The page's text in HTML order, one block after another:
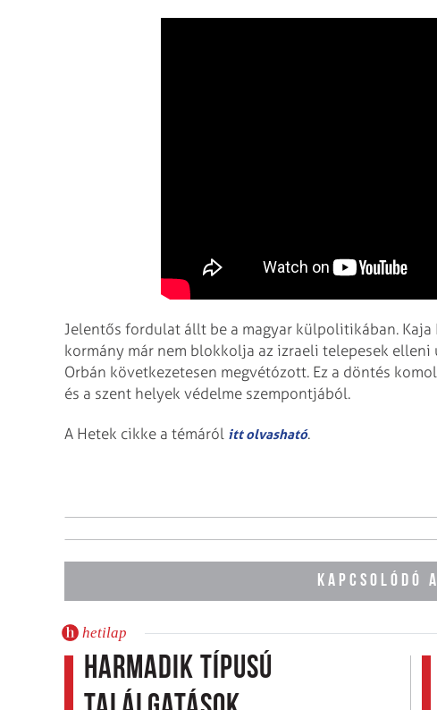
Jelentős fordulat állt be a magyar külpolitikában.
kormány már nem blokkolja az izraeli telepesek
Orbán következetesen megvétózott. Ez a döntés
és a szent helyek védelme szempontjából.
A Hetek cikke a témáról itt olvasható.
KAPCSOLÓDÓ
hetilap
Harmadik típusú